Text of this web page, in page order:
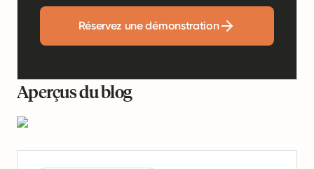
Réservez une démonstration
Aperçus du blog